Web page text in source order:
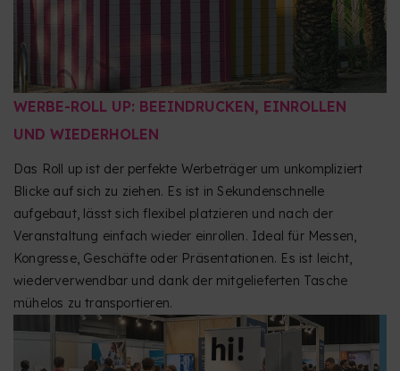
WERBE-ROLL UP: BEEINDRUCKEN, EINROLLEN
UND WIEDERHOLEN
Das Roll up ist der perfekte Werbeträger um unkompliziert
Blicke auf sich zu ziehen. Es ist in Sekundenschnelle
aufgebaut, lässt sich flexibel platzieren und nach der
Veranstaltung einfach wieder einrollen. Ideal für Messen,
Kongresse, Geschäfte oder Präsentationen. Es ist leicht,
wiederverwendbar und dank der mitgelieferten Tasche
mühelos zu transportieren.